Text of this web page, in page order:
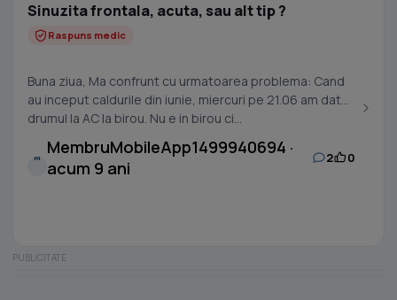
Sinuzita frontala, acuta, sau alt tip ?
Raspuns medic
Buna ziua, Ma confrunt cu urmatoarea problema: Cand
au inceput caldurile din iunie, miercuri pe 21.06 am dat
drumul la AC la birou. Nu e in birou ci...
M
MembruMobileApp1499940694 ·
acum 9 ani
2 0